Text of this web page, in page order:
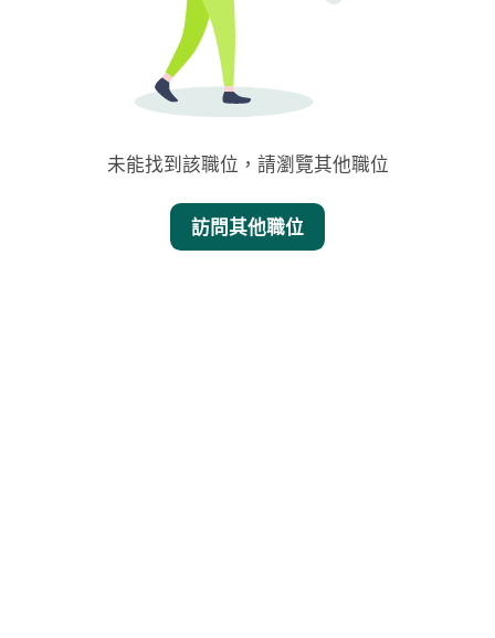
未能找到該職位，請瀏覽其他職位
訪問其他職位